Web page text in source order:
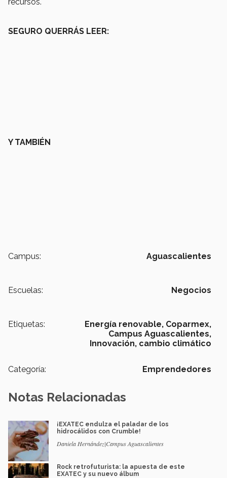
SEGURO QUERRÁS LEER:
Y TAMBIÉN
Campus: Aguascalientes
Escuelas: Negocios
Etiquetas: Energía renovable, Coparmex,
Campus Aguascalientes,
Innovación, cambio climático
Categoría: Emprendedores
Notas Relacionadas
¡EXATEC endulza el paladar de los
hidrocálidos con Crumble!
Daniela Hernández|Campus Aguascalientes
Rock retrofuturista: la apuesta de este
EXATEC y su nuevo álbum